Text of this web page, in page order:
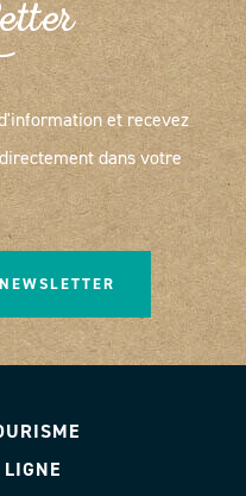
et recevez
dans votre